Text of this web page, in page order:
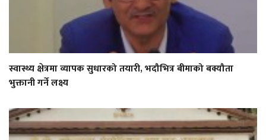
स्वास्थ्य क्षेत्रमा व्यापक सुधारको तयारी, भदौभित्र बीमाको बक्यौता
भुक्तानी गर्ने लक्ष्य